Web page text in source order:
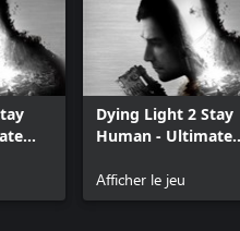
Pack Le Survivant
Pack Motard
Dying Light 2 Stay
Human - Ultimate
Afficher le jeu